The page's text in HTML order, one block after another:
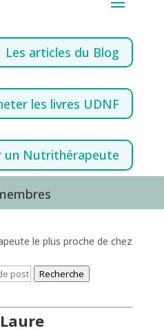
Les articles du Blog
les livres UDNF
un Nutrithérapeute
le plus proche de chez
Recherche